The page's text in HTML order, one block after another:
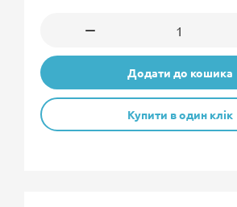
Додати до кошика
Купити в один клік